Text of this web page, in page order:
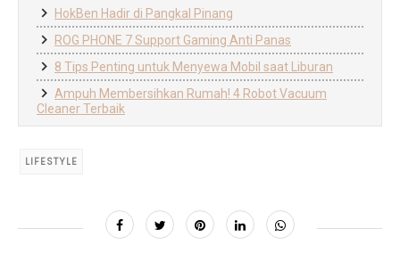
HokBen Hadir di Pangkal Pinang
ROG PHONE 7 Support Gaming Anti Panas
8 Tips Penting untuk Menyewa Mobil saat Liburan
Ampuh Membersihkan Rumah! 4 Robot Vacuum
Cleaner Terbaik
LIFESTYLE